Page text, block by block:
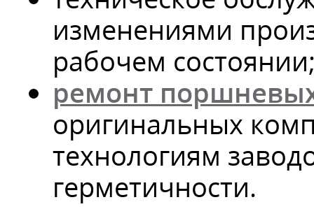
изменениями
рабочем
ремонт
оригинальных
технологиям
герметичности.